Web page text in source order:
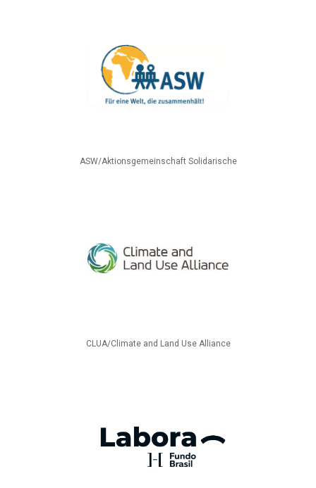
ASW/Aktionsgemeinschaft Solidarische
CLUA/Climate and Land Use Alliance